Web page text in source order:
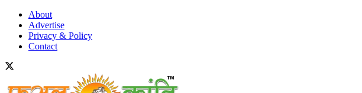
About
Advertise
Privacy & Policy
Contact